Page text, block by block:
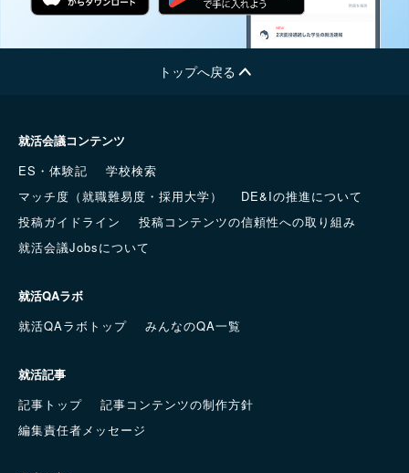
トップへ戻る
就活会議コンテンツ
ES・体験記
学校検索
マッチ度（就職難易度・採用大学）
DE&Iの推進について
投稿ガイドライン
投稿コンテンツの信頼性への取り組み
就活会議Jobsについて
就活QAラボ
就活QAラボトップ
みんなのQA一覧
就活記事
記事トップ
記事コンテンツの制作方針
編集責任者メッセージ